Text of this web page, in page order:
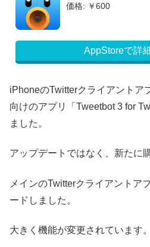
価格: ￥600
AppStoreで詳
iPhoneのTwitterクライアントア
向けのアプリ「Tweetbot 3 for
ました。
アップデートではなく、新たに
メインのTwitterクライアントア
ードしました。
大きく機能が変更されています。